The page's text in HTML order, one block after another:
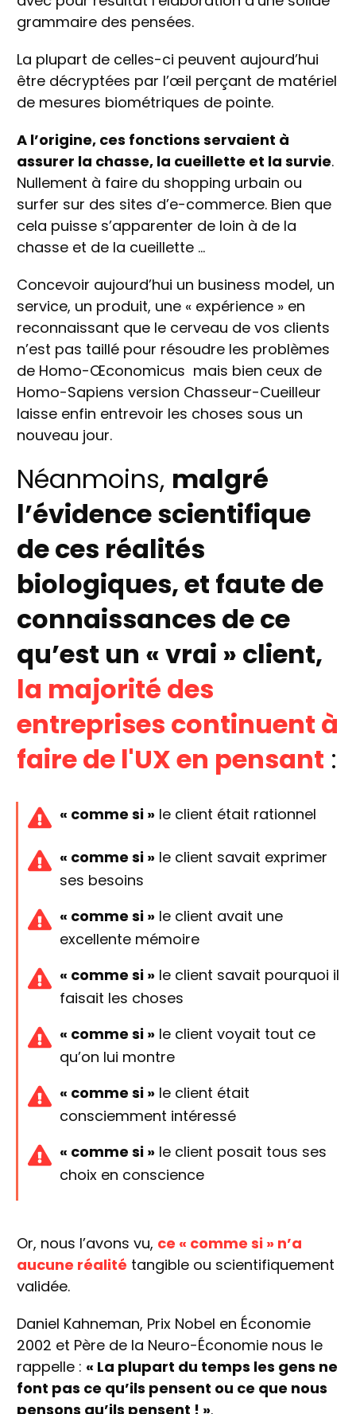
grammaire des pensées.
La plupart de celles-ci peuvent aujourd’hui
être décryptées par l’œil perçant de matériel
de mesures biométriques de pointe.
A l’origine, ces fonctions servaient à
assurer la chasse, la cueillette et la survie.
Nullement à faire du shopping urbain ou
surfer sur des sites d’e-commerce. Bien que
cela puisse s’apparenter de loin à de la
chasse et de la cueillette …
Concevoir aujourd’hui un business model, un
service, un produit, une « expérience » en
reconnaissant que le cerveau de vos clients
n’est pas taillé pour résoudre les problèmes
de Homo-Œconomicus mais bien ceux de
Homo-Sapiens version Chasseur-Cueilleur
laisse enfin entrevoir les choses sous un
nouveau jour.
Néanmoins, malgré
l’évidence scientifique
de ces réalités
biologiques, et faute de
connaissances de ce
qu’est un « vrai » client,
la majorité des
entreprises continuent à
faire de l'UX en pensant :
« comme si » le client était rationnel
« comme si » le client savait exprimer
ses besoins
« comme si » le client avait une
excellente mémoire
« comme si » le client savait pourquoi il
faisait les choses
« comme si » le client voyait tout ce
qu’on lui montre
« comme si » le client était
consciemment intéressé
« comme si » le client posait tous ses
choix en conscience
Or, nous l’avons vu, ce « comme si » n’a
aucune réalité tangible ou scientifiquement
validée.
Daniel Kahneman, Prix Nobel en Économie
2002 et Père de la Neuro-Économie nous le
rappelle : « La plupart du temps les gens ne
font pas ce qu’ils pensent ou ce que nous
pensons qu’ils pensent ! ».